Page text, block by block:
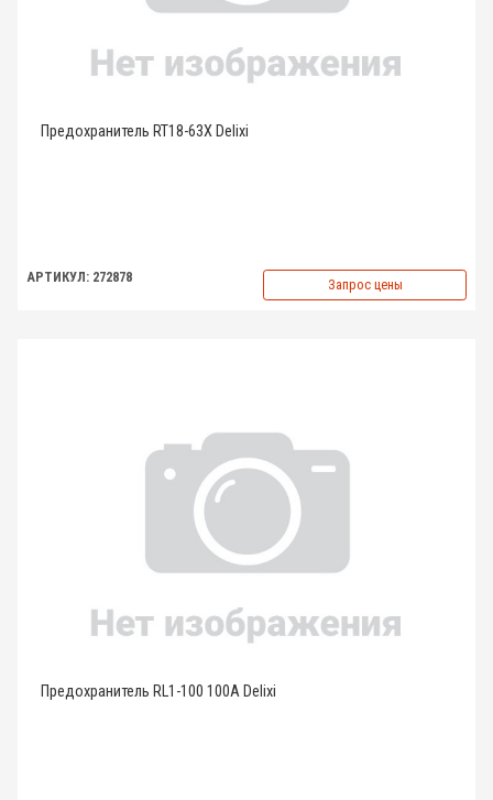
Предохранитель RT18-63X Delixi
АРТИКУЛ: 272878 Запрос цены
Предохранитель RL1-100 100A Delixi